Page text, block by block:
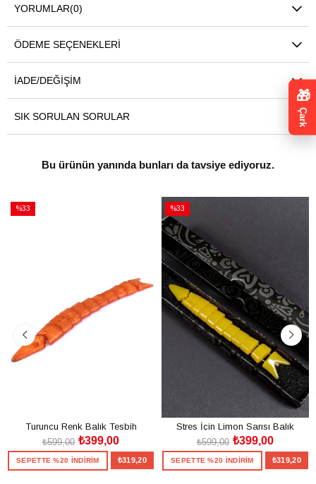
YORUMLAR(0)
ÖDEME SEÇENEKLERI
İADE/DEĞIŞIM
SIK SORULAN SORULAR
Bu ürünün yanında bunları da tavsiye ediyoruz.
%33
Turuncu Renk Balık Tesbih
₺399,00
₺599,00
SEPETTE %20 İNDİRİM ₺319,20
%33
İndirim
%33İndirim
Stres İçin Limon Sarısı Balık
Tesbih
₺399,00
₺599,00
SEPETTE %20 İNDİRİM ₺319,20
🎁
Çark